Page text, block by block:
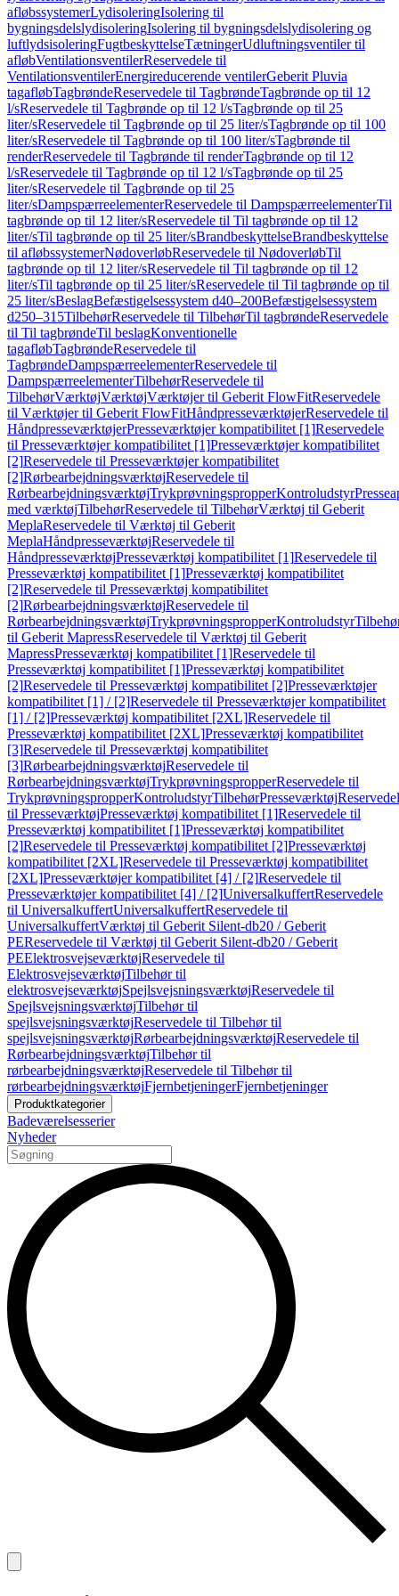
afløbssystemerLydisoleringIsolering til
bygningsdelslydisoleringIsolering til bygningsdelslydisolering og
luftlydsisoleringFugtbeskyttelseTætningerUdluftningsventiler til
afløbVentilationsventilerReservedele til
VentilationsventilerEnergireducerende ventilerGeberit Pluvia
tagafløbTagbrøndeReservedele til TagbrøndeTagbrønde op til 12
l/sReservedele til Tagbrønde op til 12 l/sTagbrønde op til 25
liter/sReservedele til Tagbrønde op til 25 liter/sTagbrønde op til 100
liter/sReservedele til Tagbrønde op til 100 liter/sTagbrønde til
renderReservedele til Tagbrønde til renderTagbrønde op til 12
l/sReservedele til Tagbrønde op til 12 l/sTagbrønde op til 25
liter/sReservedele til Tagbrønde op til 25
liter/sDampspærreelementerReservedele til DampspærreelementerTil
tagbrønde op til 12 liter/sReservedele til Til tagbrønde op til 12
liter/sTil tagbrønde op til 25 liter/sBrandbeskyttelseBrandbeskyttelse
til afløbssystemerNødoverløbReservedele til NødoverløbTil
tagbrønde op til 12 liter/sReservedele til Til tagbrønde op til 12
liter/sTil tagbrønde op til 25 liter/sReservedele til Til tagbrønde op til
25 liter/sBeslagBefæstigelsessystem d40–200Befæstigelsessystem
d250–315TilbehørReservedele til TilbehørTil tagbrøndeReservedele
til Til tagbrøndeTil beslagKonventionelle
tagafløbTagbrøndeReservedele til
TagbrøndeDampspærreelementerReservedele til
DampspærreelementerTilbehørReservedele til
TilbehørVærktøjVærktøjVærktøjer til Geberit FlowFitReservedele
til Værktøjer til Geberit FlowFitHåndpresseværktøjerReservedele til
HåndpresseværktøjerPresseværktøjer kompatibilitet [1]Reservedele
til Presseværktøjer kompatibilitet [1]Presseværktøjer kompatibilitet
[2]Reservedele til Presseværktøjer kompatibilitet
[2]RørbearbejdningsværktøjReservedele til
RørbearbejdningsværktøjTrykprøvningspropperKontroludstyr
med værktøjTilbehørReservedele til TilbehørVærktøj til Geberit
MeplaReservedele til Værktøj til Geberit
MeplaHåndpresseværktøjReservedele til
HåndpresseværktøjPresseværktøj kompatibilitet [1]Reservedele til
Presseværktøj kompatibilitet [1]Presseværktøj kompatibilitet
[2]Reservedele til Presseværktøj kompatibilitet
[2]RørbearbejdningsværktøjReservedele til
RørbearbejdningsværktøjTrykprøvningspropperKontroludstyr
til Geberit MapressReservedele til Værktøj til Geberit
MapressPresseværktøj kompatibilitet [1]Reservedele til
Presseværktøj kompatibilitet [1]Presseværktøj kompatibilitet
[2]Reservedele til Presseværktøj kompatibilitet [2]Presseværktøjer
kompatibilitet [1] / [2]Reservedele til Presseværktøjer kompatibilitet
[1] / [2]Presseværktøj kompatibilitet [2XL]Reservedele til
Presseværktøj kompatibilitet [2XL]Presseværktøj kompatibilitet
[3]Reservedele til Presseværktøj kompatibilitet
[3]RørbearbejdningsværktøjReservedele til
RørbearbejdningsværktøjTrykprøvningspropperReservedele til
TrykprøvningspropperKontroludstyrTilbehørPresseværktøj
til PresseværktøjPresseværktøj kompatibilitet [1]Reservedele til
Presseværktøj kompatibilitet [1]Presseværktøj kompatibilitet
[2]Reservedele til Presseværktøj kompatibilitet [2]Presseværktøj
kompatibilitet [2XL]Reservedele til Presseværktøj kompatibilitet
[2XL]Presseværktøjer kompatibilitet [4] / [2]Reservedele til
Presseværktøjer kompatibilitet [4] / [2]UniversalkuffertReservedele
til UniversalkuffertUniversalkuffertReservedele til
UniversalkuffertVærktøj til Geberit Silent-db20 / Geberit
PEReservedele til Værktøj til Geberit Silent-db20 / Geberit
PEElektrosvejseværktøjReservedele til
ElektrosvejseværktøjTilbehør til
elektrosvejseværktøjSpejlsvejsningsværktøjReservedele til
SpejlsvejsningsværktøjTilbehør til
spejlsvejsningsværktøjReservedele til Tilbehør til
spejlsvejsningsværktøjRørbearbejdningsværktøjReservedele til
RørbearbejdningsværktøjTilbehør til
rørbearbejdningsværktøjReservedele til Tilbehør til
rørbearbejdningsværktøjFjernbetjeningerFjernbetjeninger
Produktkategorier
Badeværelsesserier
Nyheder